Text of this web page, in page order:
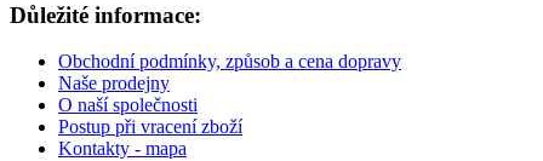
Důležité informace:
Obchodní podmínky, způsob a cena dopravy
Naše prodejny
O naší společnosti
Postup při vracení zboží
Kontakty - mapa